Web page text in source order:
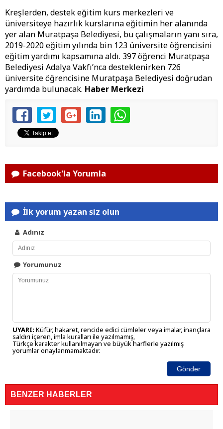
Kreşlerden, destek eğitim kurs merkezleri ve
üniversiteye hazırlık kurslarına eğitimin her alanında
yer alan Muratpaşa Belediyesi, bu çalışmaların yanı sıra,
2019-2020 eğitim yılında bin 123 üniversite öğrencisini
eğitim yardımı kapsamına aldı. 397 öğrenci Muratpaşa
Belediyesi Adalya Vakfı’nca desteklenirken 726
üniversite öğrencisine Muratpaşa Belediyesi doğrudan
yardımda bulunacak. Haber Merkezi
Facebook'la Yorumla
İlk yorum yazan siz olun
Adınız
Yorumunuz
UYARI: Küfür, hakaret, rencide edici cümleler veya imalar, inançlara
saldırı içeren, imla kuralları ile yazılmamış,
Türkçe karakter kullanılmayan ve büyük harflerle yazılmış
yorumlar onaylanmamaktadır.
Gönder
BENZER HABERLER